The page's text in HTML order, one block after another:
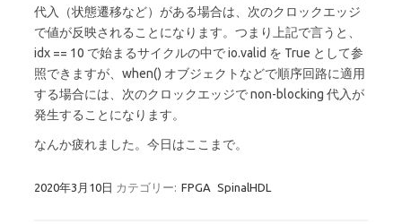
代入（状態遷移など）がある場合は、次のクロックエッジ
で値が反映されることになります。つまり上記で言うと、
idx == 10 で始まるサイクルの中で io.valid を True として参
照できますが、when() オブジェクトなどで順序回路に適用
する場合には、次のクロックエッジで non-blocking 代入が
発生することになります。
なんか疲れました。今日はここまで。
2020年3月10日 カテゴリー: FPGA SpinalHDL